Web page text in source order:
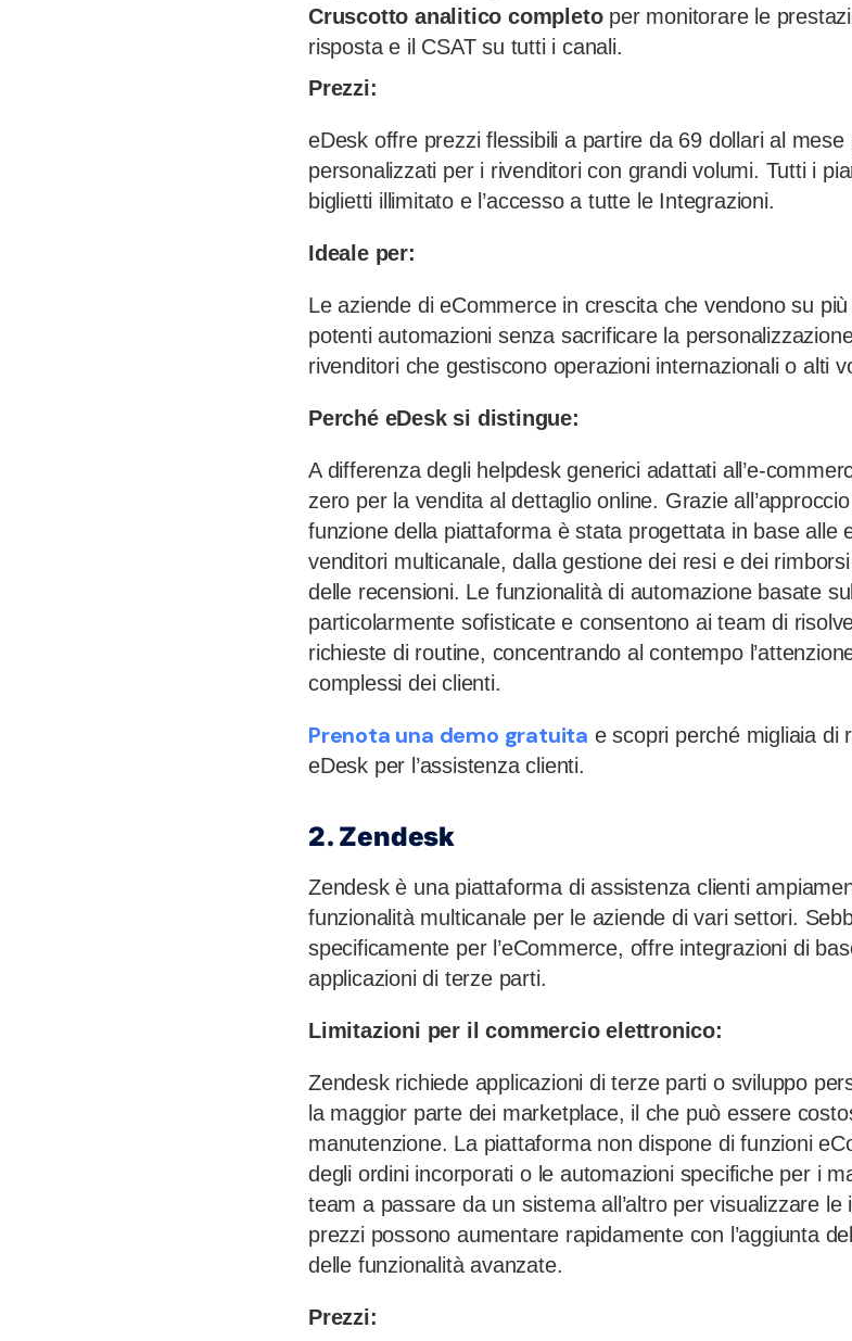
Cruscotto analitico completoper monitorare le
risposta e il CSAT su tutti i canali.
Prezzi:
eDesk offre prezzi flessibili a partire da 69 dollari al
personalizzati per i rivenditori con grandi volumi. Tutti i
biglietti illimitato e l’accesso a tutte le Integrazioni.
Ideale per:
Le aziende di eCommerce in crescita che vendono su
potenti automazioni senza sacrificare la
rivenditori che gestiscono operazioni internazionali o alti
Perché eDesk si distingue:
A differenza degli helpdesk generici adattati all’e-
zero per la vendita al dettaglio online. Grazie
funzione della piattaforma è stata progettata in base alle
venditori multicanale, dalla gestione dei resi e dei
delle recensioni. Le funzionalità di automazione basate
particolarmente sofisticate e consentono ai team di
richieste di routine, concentrando al contempo
complessi dei clienti.
Prenota una demo gratuita e scopri perché migliaia di
eDesk per l’assistenza clienti.
2. Zendesk
Zendesk è una piattaforma di assistenza clienti
funzionalità multicanale per le aziende di vari settori.
specificamente per l’eCommerce, offre integrazioni di
applicazioni di terze parti.
Limitazioni per il commercio elettronico:
Zendesk richiede applicazioni di terze parti o sviluppo
la maggior parte dei marketplace, il che può essere
manutenzione. La piattaforma non dispone di funzioni
degli ordini incorporati o le automazioni specifiche per i
team a passare da un sistema all’altro per visualizzare le
prezzi possono aumentare rapidamente con l’aggiunta
delle funzionalità avanzate.
Prezzi: